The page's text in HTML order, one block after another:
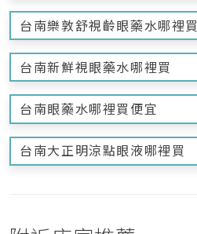
台南樂敦舒視齡眼藥水哪裡買
台南新鮮視眼藥水哪裡買
台南眼藥水哪裡買便宜
台南大正明涼點眼液哪裡買